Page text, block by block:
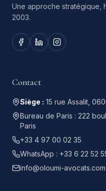
Une approche stratégique,
2003.
Contact
Siège : 15 rue Assalit,
Bureau de Paris : 222
Paris
+33 4 97 00 02 35
WhatsApp : +33 6 22 52
info@oloumi-avocats.com